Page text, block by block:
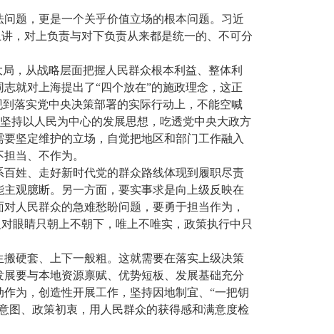
题，更是一个关乎价值立场的根本问题。习近
，对上负责与对下负责从来都是统一的、不可分
，从战略层面把握人民群众根本利益、整体利
就对上海提出了“四个放在”的施政理念，这正
落实党中央决策部署的实际行动上，不能空喊
持以人民为中心的发展思想，吃透党中央大政方
坚定维护的立场，自觉把地区和部门工作融入
当、不作为。
姓、走好新时代党的群众路线体现到履职尽责
观臆断。另一方面，要实事求是向上级反映在
人民群众的急难愁盼问题，要勇于担当作为，
眼睛只朝上不朝下，唯上不唯实，政策执行中只
硬套、上下一般粗。这就需要在落实上级决策
要与本地资源禀赋、优势短板、发展基础充分
为，创造性开展工作，坚持因地制宜、“一把钥
图、政策初衷，用人民群众的获得感和满意度检